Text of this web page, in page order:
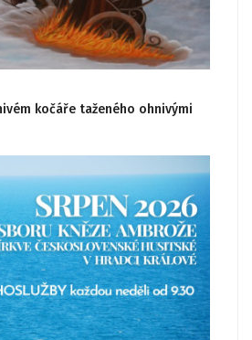
kočáře taženého ohnivými